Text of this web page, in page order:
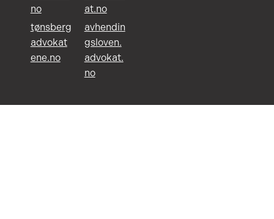
no
at.no
tønsberg
advokat
ene.no
avhendin
gsloven.
advokat.
no